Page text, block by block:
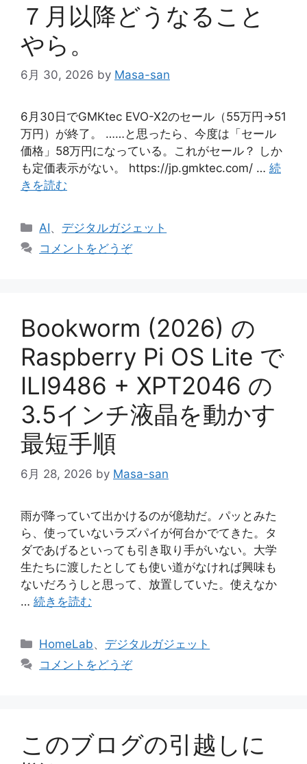
７月以降どうなること
やら。
6月 30, 2026 by Masa-san
6月30日でGMKtec EVO-X2のセール（55万円→51
万円）が終了。 ……と思ったら、今度は「セール
価格」58万円になっている。これがセール？ しか
も定価表示がない。 https://jp.gmktec.com/ … 続
きを読む
カ
テ
AI、 デジタルガジェット
コメントをどうぞ
Bookworm (2026) の
Raspberry Pi OS Lite で
ILI9486 + XPT2046 の
3.5インチ液晶を動かす
最短手順
6月 28, 2026 by Masa-san
雨が降っていて出かけるのが億劫だ。パッとみた
ら、使っていないラズパイが何台かでてきた。タ
ダであげるといっても引き取り手がいない。大学
生たちに渡したとしても使い道がなければ興味も
ないだろうしと思って、放置していた。使えなか
… 続きを読む
カ
HomeLab、 デジタルガジェット
コメントをどうぞ
このブログの引越しに